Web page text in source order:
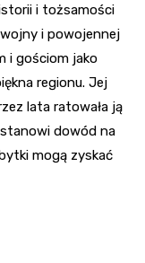
i tożsamości
i powojennej
i gościom jako
regionu. Jej
lata ratowała ją
dowód na
mogą zyskać